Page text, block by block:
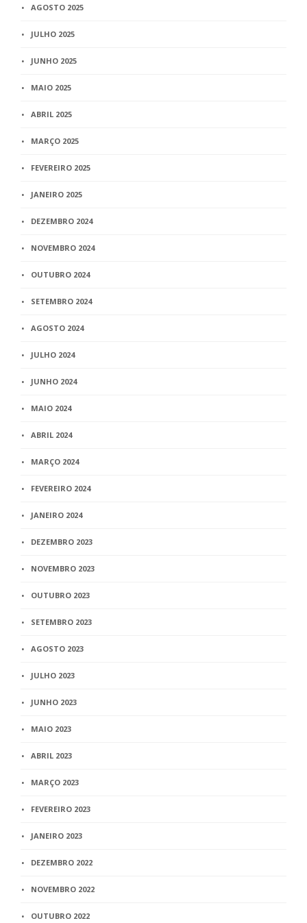
AGOSTO 2025
JULHO 2025
JUNHO 2025
MAIO 2025
ABRIL 2025
MARÇO 2025
FEVEREIRO 2025
JANEIRO 2025
DEZEMBRO 2024
NOVEMBRO 2024
OUTUBRO 2024
SETEMBRO 2024
AGOSTO 2024
JULHO 2024
JUNHO 2024
MAIO 2024
ABRIL 2024
MARÇO 2024
FEVEREIRO 2024
JANEIRO 2024
DEZEMBRO 2023
NOVEMBRO 2023
OUTUBRO 2023
SETEMBRO 2023
AGOSTO 2023
JULHO 2023
JUNHO 2023
MAIO 2023
ABRIL 2023
MARÇO 2023
FEVEREIRO 2023
JANEIRO 2023
DEZEMBRO 2022
NOVEMBRO 2022
OUTUBRO 2022